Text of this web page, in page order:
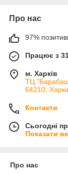
Про нас
97%
Працює з
м. Харків
ТЦ
64210,
Контакти
Сьогодні
Показати
Про нас